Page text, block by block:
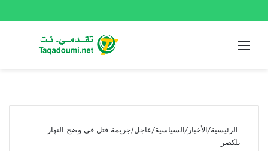
القائمة
الرئيسية/الأخبار/السياسية/عاجل/جريمة قتل في وضح النهار
بلكصر